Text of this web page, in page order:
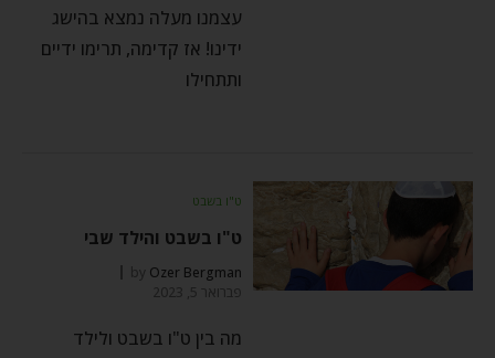
עצמנו מעלה נמצא בהישג
ידינו! אז קדימה, תרימו ידיים
ותתחילו
ט"ו בשבט
ט"ו בשבט והילד שבי
by Ozer Bergman
פברואר 5, 2023
מה בין ט"ו בשבט ולילד